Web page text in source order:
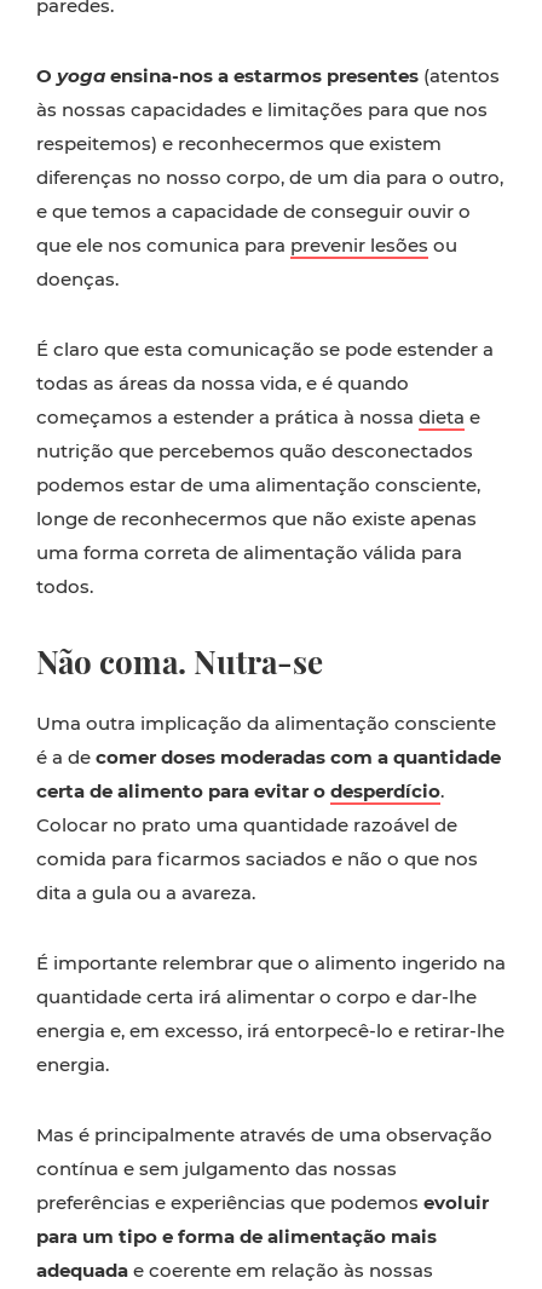
paredes.
O yoga ensina-nos a estarmos presentes (atentos
às nossas capacidades e limitações para que nos
respeitemos) e reconhecermos que existem
diferenças no nosso corpo, de um dia para o outro,
e que temos a capacidade de conseguir ouvir o
que ele nos comunica para prevenir lesões ou
doenças.
É claro que esta comunicação se pode estender a
todas as áreas da nossa vida, e é quando
começamos a estender a prática à nossa dieta e
nutrição que percebemos quão desconectados
podemos estar de uma alimentação consciente,
longe de reconhecermos que não existe apenas
uma forma correta de alimentação válida para
todos.
Não coma. Nutra-se
Uma outra implicação da alimentação consciente
é a de comer doses moderadas com a quantidade
certa de alimento para evitar o desperdício.
Colocar no prato uma quantidade razoável de
comida para ficarmos saciados e não o que nos
dita a gula ou a avareza.
É importante relembrar que o alimento ingerido na
quantidade certa irá alimentar o corpo e dar-lhe
energia e, em excesso, irá entorpecê-lo e retirar-lhe
energia.
Mas é principalmente através de uma observação
contínua e sem julgamento das nossas
preferências e experiências que podemos evoluir
para um tipo e forma de alimentação mais
adequada e coerente em relação às nossas